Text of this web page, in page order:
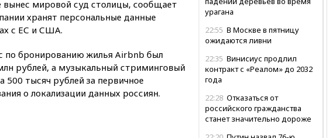
урагана
22:55 В Москве в пятницу
ожидаются ливни
22:35 Винисиус продлил
контракт с «Реалом» до 2032
года
22:28 Отказаться от
российского гражданства
станет значительно дороже
мировой суд столицы, сообщает
хранят персональные данные
с ЕС и США.
по бронированию жилья Airbnb был
рублей, а музыкальный стриминговый
тысяч рублей за первичное
о локализации данных россиян.